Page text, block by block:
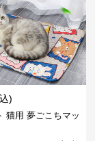
)
猫用 夢ごこちマッ